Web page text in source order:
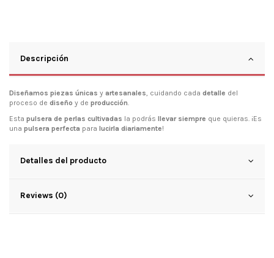
Descripción
Diseñamos piezas únicas y artesanales, cuidando cada detalle del
proceso de diseño y de producción.
Esta pulsera de perlas cultivadas la podrás llevar siempre que quieras. ¡Es
una pulsera perfecta para lucirla diariamente!
Detalles del producto
Reviews (0)